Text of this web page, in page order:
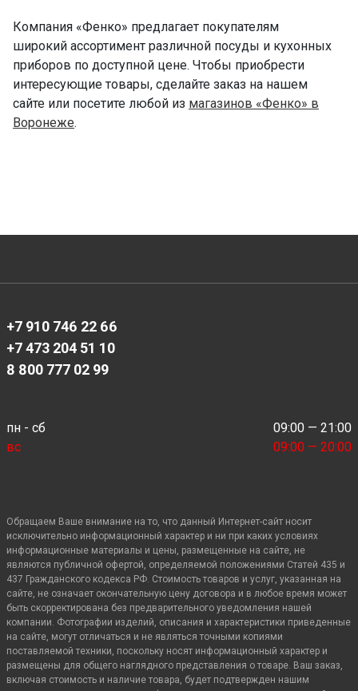
Компания «Фенко» предлагает покупателям
широкий ассортимент различной посуды и кухонных
приборов по доступной цене. Чтобы приобрести
интересующие товары, сделайте заказ на нашем
сайте или посетите любой из магазинов «Фенко» в
Воронеже.
+7 910 746 22 66
+7 473 204 51 10
8 800 777 02 99
пн - сб
09:00 — 21:00
вс
09:00 — 20:00
Обращаем Ваше внимание на то, что данный Интернет-сайт носит
исключительно информационный характер и ни при каких условиях
информационные материалы и цены, размещенные на сайте, не
являются публичной офертой, определяемой положениями Статей 435 и
437 Гражданского кодекса РФ. Стоимость товаров и услуг, указанная на
сайте, не означает окончательную цену договора и в любое время может
быть скорректирована без предварительного уведомления нашей
компании. Фотографии изделий, описания и характеристики приведенные
на сайте, могут отличаться и не являться точными копиями
поставляемой техники, поскольку носят информационный характер и
размещены для общего наглядного представления о товаре. Ваш заказ,
включая стоимость и наличие товара, будет подтвержден нашим